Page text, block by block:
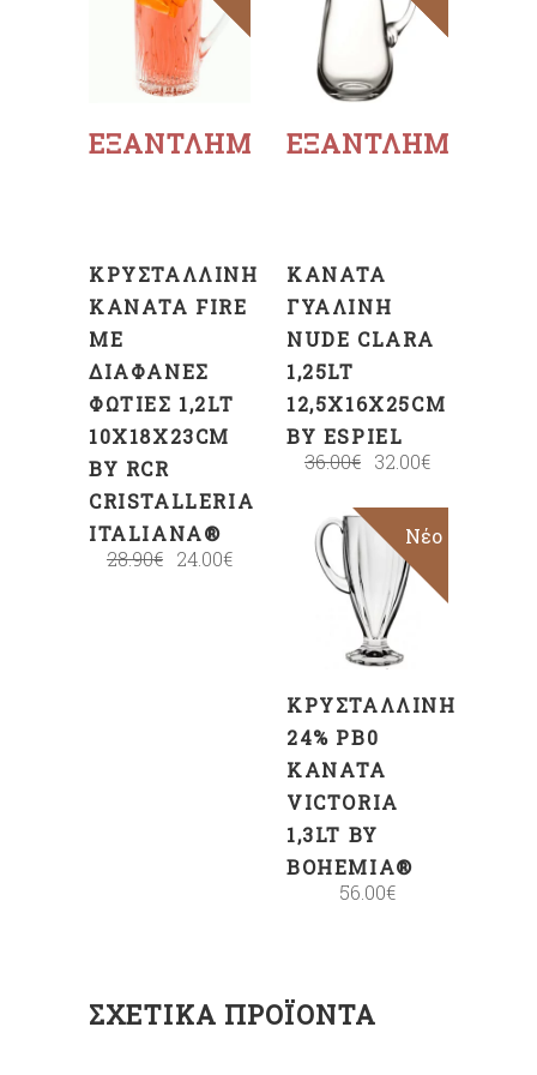
ΕΞΑΝΤΛΗΜΈΝΟ
Διαβάστε
ΚΡΥΣΤΆΛΛΙΝΗ
ΚΑΝΆΤΑ FIRE
ΜΕ
ΔΙΆΦΑΝΕΣ
ΦΩΤΙΈΣ 1,2LT
10X18X23CM
BY RCR
CRISTALLERIA
ITALIANA®
28.90€ 24.00€
ΕΞΑΝΤΛΗΜΈΝΟ
Διαβάστε
περισσότερα
ΚΑΝΆΤΑ
ΓΥΆΛΙΝΗ
NUDE CLARA
1,25LT
12,5X16X25CM
BY ESPIEL
36.00€ 32.00€
Νέο
ΠΡΟΣΘΉΚΗ
ΣΤΟ
ΚΑΛΆΘΙ
ΚΡΥΣΤΆΛΛΙΝΗ
24% PB0
ΚΑΝΆΤΑ
VICTORIA
1,3LT BY
BOHEMIA®
56.00€
ΣΧΕΤΙΚΆ ΠΡΟΪΌΝΤΑ